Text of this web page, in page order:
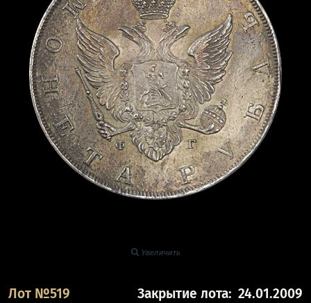
Увеличить
Лот №519 Закрытие лота: 24.01.2009